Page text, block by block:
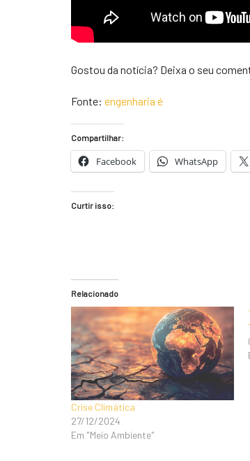
Gostou da notícia? Deixa o seu
Fonte: engenharia é
Compartilhar:
Facebook WhatsApp
Curtir isso:
Relacionado
Crise Climática
27/12/2024
Em "Meio Ambiente"